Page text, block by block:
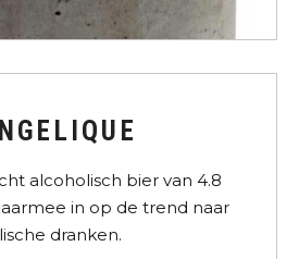
alcoholisch bier van 4.8
in op de trend naar
dranken.